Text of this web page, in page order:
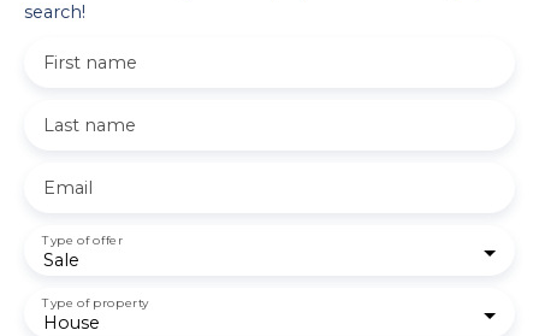
search!
First name
Last name
Email
Sale
Type of offer
House
Type of property